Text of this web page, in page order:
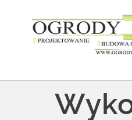
zawartości